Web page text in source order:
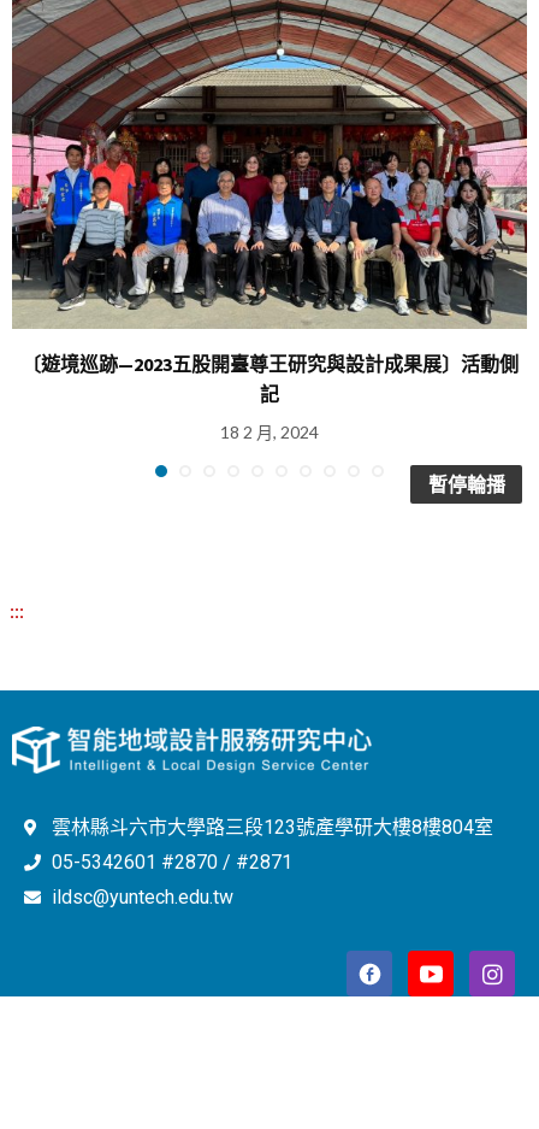
〔遊境巡跡—2023五股開臺尊王研究與設計成果展〕活動側
記
18 2 月, 2024
暫停輪播
:::
雲林縣斗六市大學路三段123號產學研大樓8樓804室
05-5342601 #2870 / #2871
ildsc@yuntech.edu.tw